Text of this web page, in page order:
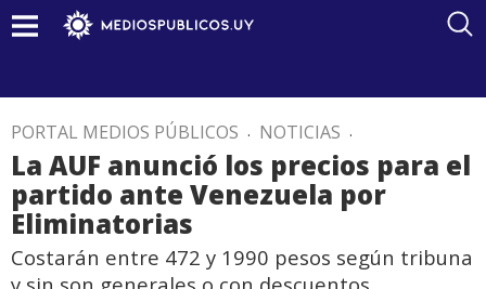
PORTAL MEDIOS PÚBLICOS . NOTICIAS .
La AUF anunció los precios para el
partido ante Venezuela por
Eliminatorias
Costarán entre 472 y 1990 pesos según tribuna